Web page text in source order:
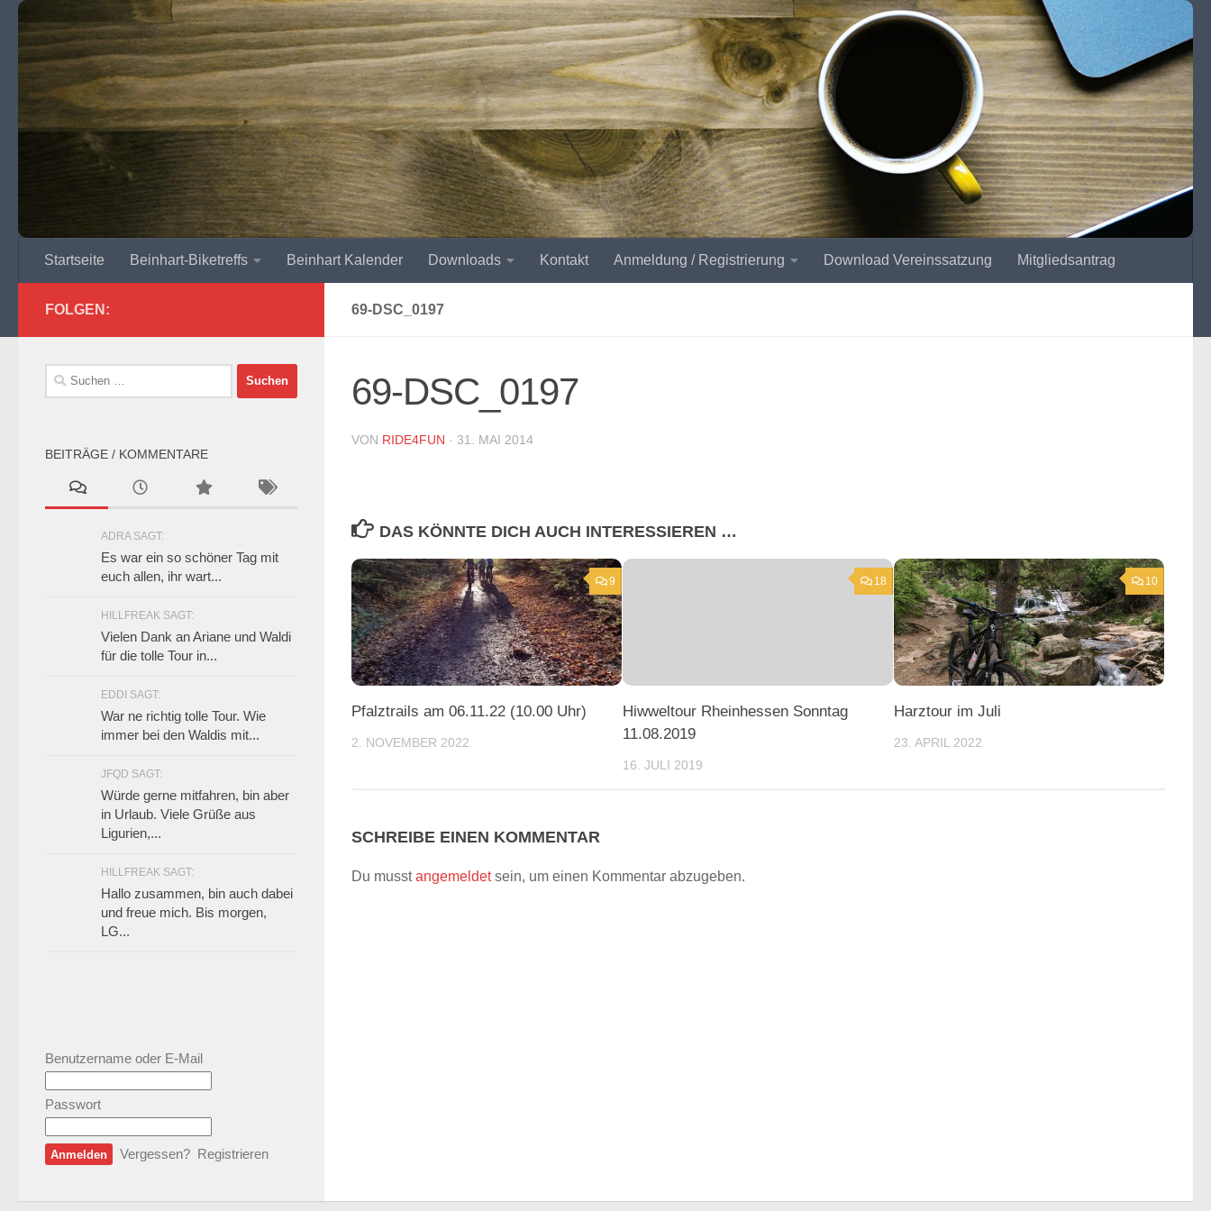
Zum Inhalt springen
Startseite Beinhart-Biketreffs Beinhart Kalender Downloads Kontakt Anmeldung / Registrierung Download Vereinssatzung Mitgliedsantrag
69-DSC_0197
69-DSC_0197
VON RIDE4FUN · 31. MAI 2014
DAS KÖNNTE DICH AUCH INTERESSIEREN …
9
Pfalztrails am 06.11.22 (10.00 Uhr)
2. NOVEMBER 2022
18
Hiwweltour Rheinhessen Sonntag
11.08.2019
16. JULI 2019
10
Harztour im Juli
23. APRIL 2022
SCHREIBE EINEN KOMMENTAR
Du musstangemeldetsein, um einen Kommentar abzugeben.
FOLGEN:
Suchen
nach:
BEITRÄGE / KOMMENTARE
ADRA SAGT:
Es war ein so schöner Tag mit
euch allen, ihr wart...
HILLFREAK SAGT:
Vielen Dank an Ariane und Waldi
für die tolle Tour in...
EDDI SAGT:
War ne richtig tolle Tour. Wie
immer bei den Waldis mit...
JFQD SAGT:
Würde gerne mitfahren, bin aber
in Urlaub. Viele Grüße aus
Ligurien,...
HILLFREAK SAGT:
Hallo zusammen, bin auch dabei
und freue mich. Bis morgen,
LG...
Benutzername oder E-Mail
Passwort
Vergessen? Registrieren